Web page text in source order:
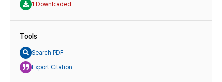
1 Downloaded
Tools
Search PDF
Export Citation